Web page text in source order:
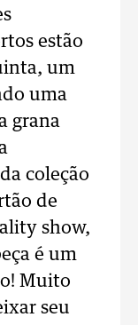
estão
um
uma
grana
coleção
de
show,
é um
Muito
seu